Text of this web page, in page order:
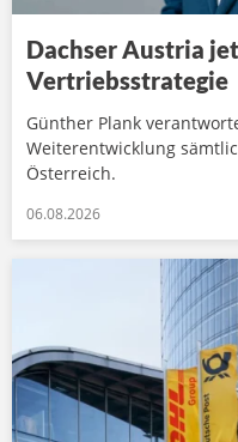
Dachser Austria
Vertriebsstrategie
Günther Plank
Weiterentwicklung
Österreich.
06.08.2026